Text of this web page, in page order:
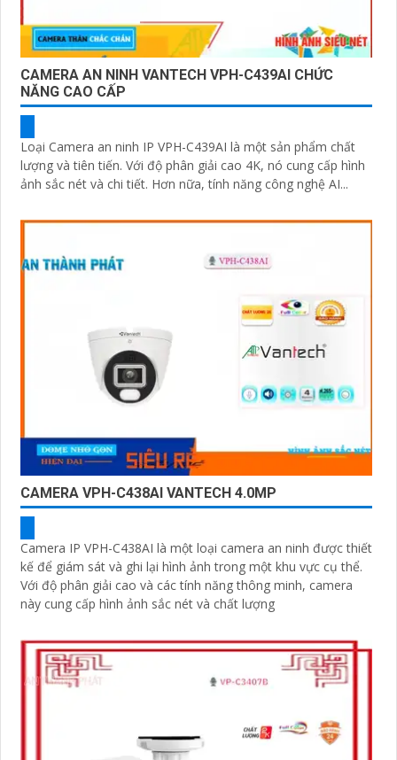
CAMERA AN NINH VANTECH VPH-C439AI CHỨC
NĂNG CAO CẤP
Loại Camera an ninh IP VPH-C439AI là một sản phẩm chất
lượng và tiên tiến. Với độ phân giải cao 4K, nó cung cấp hình
ảnh sắc nét và chi tiết. Hơn nữa, tính năng công nghệ AI...
CAMERA VPH-C438AI VANTECH 4.0MP
Camera IP VPH-C438AI là một loại camera an ninh được thiết
kế để giám sát và ghi lại hình ảnh trong một khu vực cụ thể.
Với độ phân giải cao và các tính năng thông minh, camera
này cung cấp hình ảnh sắc nét và chất lượng